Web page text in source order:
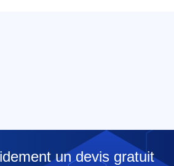
un devis gratuit